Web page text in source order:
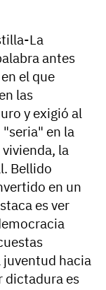
La
antes
el que
las
y exigió al
en la
la
Bellido
en un
es ver
juventud hacia
dictadura es